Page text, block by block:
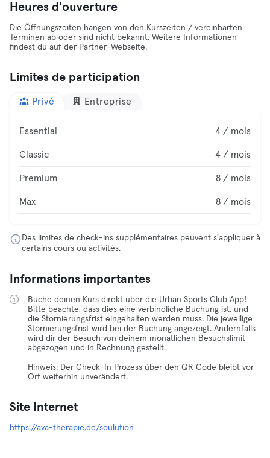
Heures d'ouverture
Die Öffnungszeiten hängen von den Kurszeiten / vereinbarten
Terminen ab oder sind nicht bekannt. Weitere Informationen
findest du auf der Partner-Webseite.
Limites de participation
Privé Entreprise
Essential 4 / mois
Classic 4 / mois
Premium 8 / mois
Max 8 / mois
Des limites de check-ins supplémentaires peuvent s'appliquer à
certains cours ou activités.
Informations importantes
Buche deinen Kurs direkt über die Urban Sports Club App!
Bitte beachte, dass dies eine verbindliche Buchung ist, und
die Stornierungsfrist eingehalten werden muss. Die jeweilige
Stornierungsfrist wird bei der Buchung angezeigt. Andernfalls
wird dir der Besuch von deinem monatlichen Besuchslimit
abgezogen und in Rechnung gestellt.
Hinweis: Der Check-In Prozess über den QR Code bleibt vor
Ort weiterhin unverändert.
Site Internet
https://ava-therapie.de/soulution